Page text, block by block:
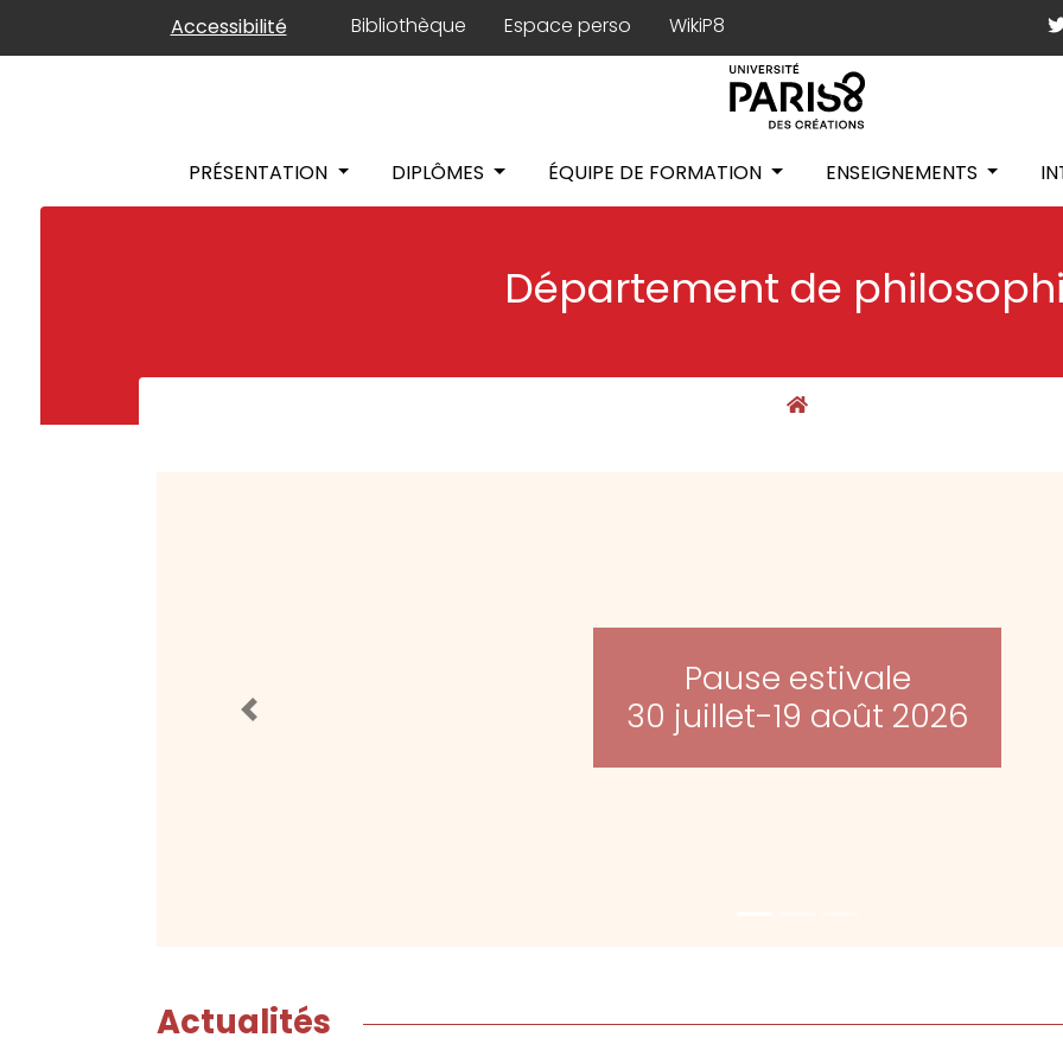
Panneau de gestion des cookies
Accessibilité Bibliothèque Espace perso WikiP8
PRÉSENTATION DIPLÔMES ÉQUIPE DE FORMATION ENSEIGNEMENTS
Département de
Pause estivale
30 juillet-19 août 2026
Previous
Actualités